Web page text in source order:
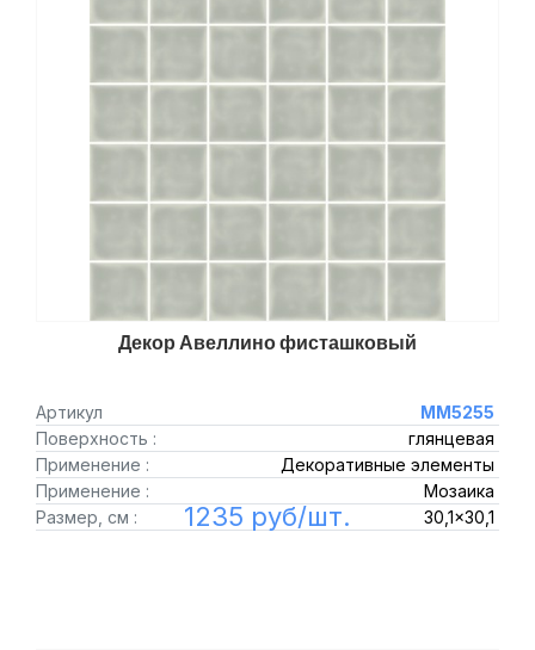
Декор Авеллино фисташковый
Артикул
MM5255
Поверхность :
глянцевая
Применение :
Декоративные элементы
Применение :
Мозаика
Размер, см :
30,1x30,1
1235 руб/шт.